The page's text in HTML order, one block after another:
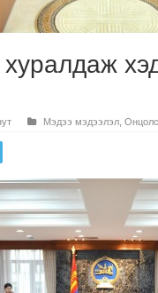
хуралдаж
Мэдээ мэдээлэл